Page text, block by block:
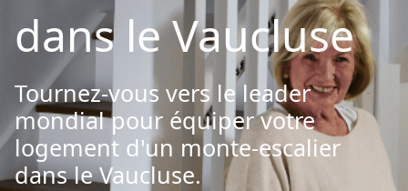
dans le Vaucluse
Tournez-vous vers le leader
mondial pour équiper votre
logement d'un monte-escalier
dans le Vaucluse.